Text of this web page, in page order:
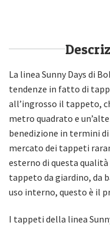
La linea Sunny Days di
tendenze in fatto di
all’ingrosso il tappeto,
metro quadrato e
benedizione in termini
mercato dei tappeti
esterno di questa qualità
tappeto da giardino, da
uso interno, questo è il
I tappeti della linea